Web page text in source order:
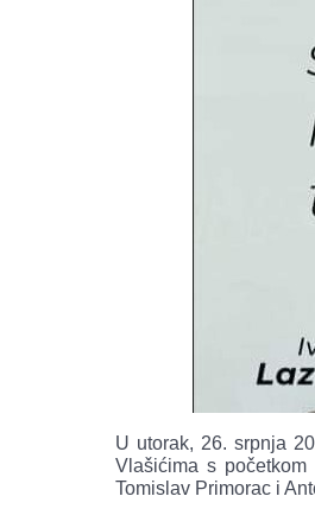
U utorak, 26. srpnja
Vlašićima s
Tomislav Primorac i